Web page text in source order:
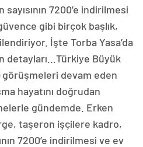
7200’e indirilmesi
gibi birçok başlık,
İşte Torba Yasa’da
detayları…Türkiye Büyük
görüşmeleri devam eden
hayatını doğrudan
gündemde. Erken
taşeron işçilere kadro,
7200’e indirilmesi ve ev